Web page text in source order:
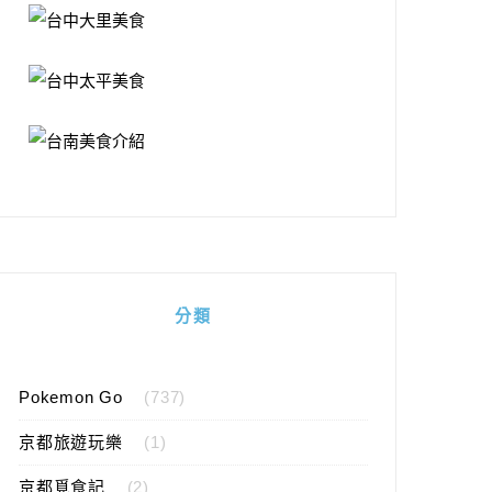
分類
Pokemon Go (737)
京都旅遊玩樂 (1)
京都覓食記 (2)